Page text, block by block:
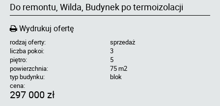
Do remontu, Wilda, Budynek po termoizolacji
Wydrukuj ofertę
rodzaj oferty:
sprzedaż
liczba pokoi:
3
piętro:
5
powierzchnia:
75 m2
typ budynku:
blok
cena:
297 000 zł